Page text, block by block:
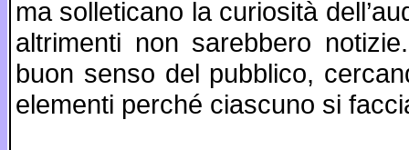
ma solleticano la curiosità
altrimenti non sarebbero
buon senso del pubblico,
elementi perché ciascuno si